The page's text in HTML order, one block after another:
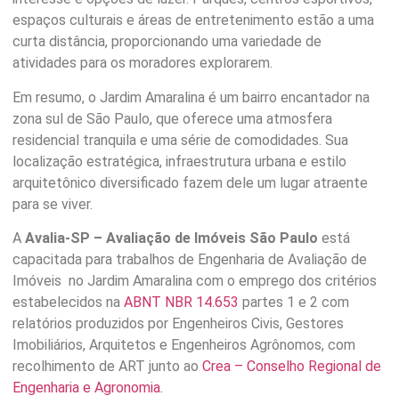
espaços culturais e áreas de entretenimento estão a uma
curta distância, proporcionando uma variedade de
atividades para os moradores explorarem.
Em resumo, o Jardim Amaralina é um bairro encantador na
zona sul de São Paulo, que oferece uma atmosfera
residencial tranquila e uma série de comodidades. Sua
localização estratégica, infraestrutura urbana e estilo
arquitetônico diversificado fazem dele um lugar atraente
para se viver.
A Avalia-SP – Avaliação de Imóveis São Paulo está
capacitada para trabalhos de Engenharia de Avaliação de
Imóveis no Jardim Amaralina com o emprego dos critérios
estabelecidos na ABNT NBR 14.653 partes 1 e 2 com
relatórios produzidos por Engenheiros Civis, Gestores
Imobiliários, Arquitetos e Engenheiros Agrônomos, com
recolhimento de ART junto ao Crea – Conselho Regional de
Engenharia e Agronomia.